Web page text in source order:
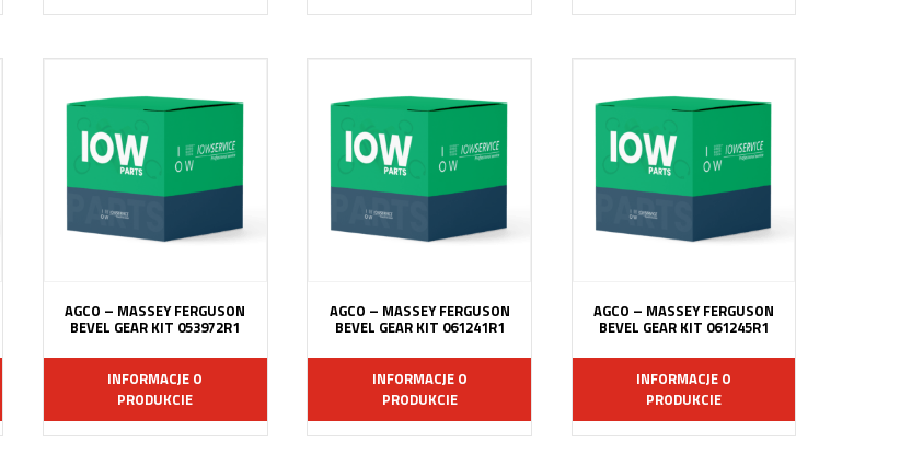
AGCO – MASSEY FERGUSON
BEVEL GEAR KIT 053972R1
INFORMACJE O
PRODUKCIE
AGCO – MASSEY FERGUSON
BEVEL GEAR KIT 061241R1
INFORMACJE O
PRODUKCIE
AGCO – MASSEY FERGUSON
BEVEL GEAR KIT 061245R1
INFORMACJE O
PRODUKCIE